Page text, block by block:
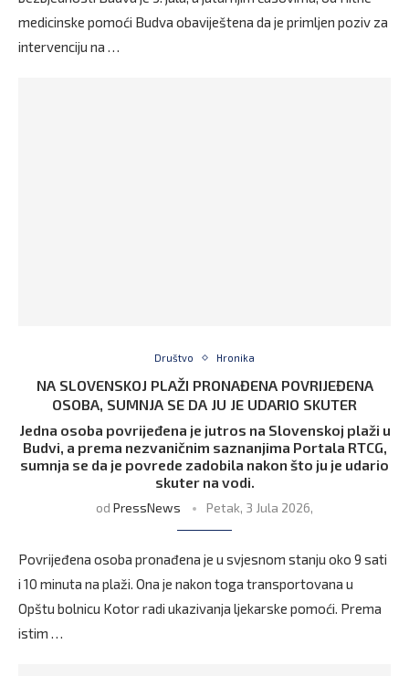
medicinske pomoći Budva obaviještena da je primljen poziv za
intervenciju na …
Društvo Hronika
NA SLOVENSKOJ PLAŽI PRONAĐENA POVRIJEĐENA
OSOBA, SUMNJA SE DA JU JE UDARIO SKUTER
Jedna osoba povrijeđena je jutros na Slovenskoj plaži u
Budvi, a prema nezvaničnim saznanjima Portala RTCG,
sumnja se da je povrede zadobila nakon što ju je udario
skuter na vodi.
od PressNews Petak, 3 Jula 2026,
Povrijeđena osoba pronađena je u svjesnom stanju oko 9 sati
i 10 minuta na plaži. Ona je nakon toga transportovana u
Opštu bolnicu Kotor radi ukazivanja ljekarske pomoći. Prema
istim …